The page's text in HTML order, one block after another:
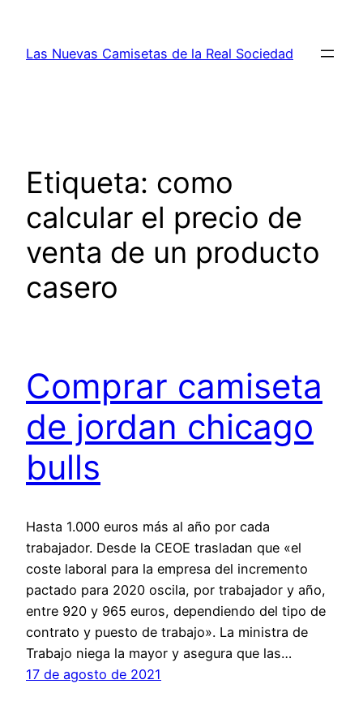
contenido
Las Nuevas Camisetas de la Real Sociedad
Etiqueta: como
calcular el precio de
venta de un producto
casero
Comprar camiseta
de jordan chicago
bulls
Hasta 1.000 euros más al año por cada
trabajador. Desde la CEOE trasladan que «el
coste laboral para la empresa del incremento
pactado para 2020 oscila, por trabajador y año,
entre 920 y 965 euros, dependiendo del tipo de
contrato y puesto de trabajo». La ministra de
Trabajo niega la mayor y asegura que las…
17 de agosto de 2021